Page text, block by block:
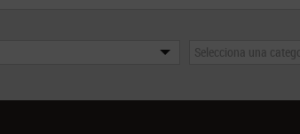
Selecciona una